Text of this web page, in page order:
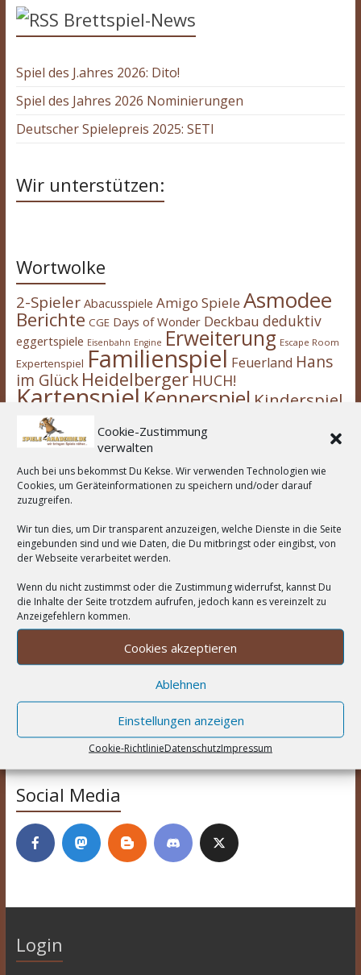
Cookie-Zustimmung
verwalten
Auch bei uns bekommst Du Kekse. Wir verwenden Technologien wie
Cookies, um Geräteinformationen zu speichern und/oder darauf
zuzugreifen.
Wir tun dies, um Dir transparent anzuzeigen, welche Dienste in die Seite
eingebunden sind und wie Daten, die Du mitbringst oder eingibst, von
der Webseite verarbeitet werden.
Wenn du nicht zustimmst oder die Zustimmung widerrufst, kannst Du
die Inhalte der Seite trotzdem aufrufen, jedoch kann es vereinzelt zu
Anzeigefehlern kommen.
Cookies akzeptieren
Ablehnen
Einstellungen anzeigen
Cookie-RichtlinieDatenschutzImpressum
Brettspiel-News
Spiel des J.ahres 2026: Dito!
Spiel des Jahres 2026 Nominierungen
Deutscher Spielepreis 2025: SETI
Wir unterstützen:
Wortwolke
2-Spieler Abacusspiele Amigo Spiele Asmodee
Berichte CGE Days of Wonder Deckbau deduktiv
eggertspiele Eisenbahn Engine Erweiterung Escape Room
Expertenspiel Familienspiel Feuerland Hans
im Glück Heidelberger HUCH!
KartenspielKennerspiel Kinderspiel
kooperativ
Lookout Spiele Mehrspieler Noris Partyspiel
Pegasus Spiele
Rätsel Schmidt Spiele Solospiel Spiel des Jahres
Stonemaier Games Strategie
Würfel
Kommentare
JenszuRummikub
Christa AulkezuRummikub
TommyzuDie Burgen von Burgund – Das Kartenspiel
Social Media
Login